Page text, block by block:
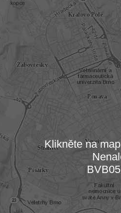
Klikněte na